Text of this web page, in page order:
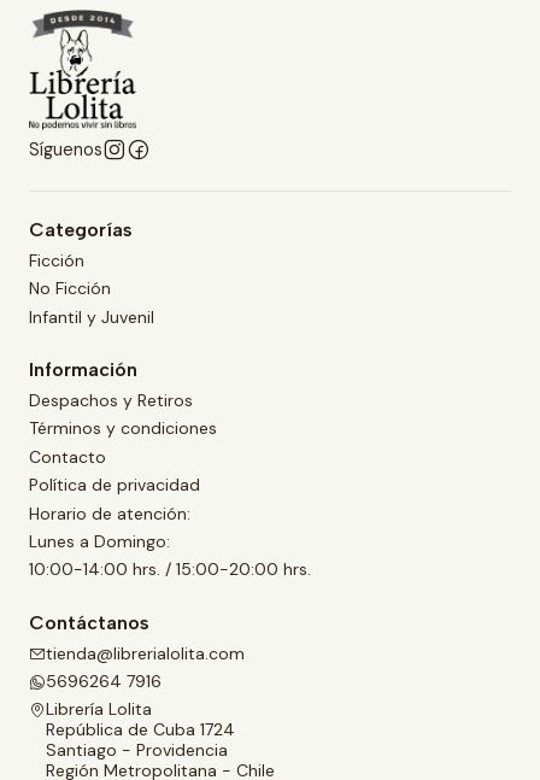
Síguenos
Categorías
Ficción
No Ficción
Infantil y Juvenil
Información
Despachos y Retiros
Términos y condiciones
Contacto
Política de privacidad
Horario de atención:
Lunes a Domingo:
10:00-14:00 hrs. / 15:00-20:00 hrs.
Contáctanos
tienda@librerialolita.com
5696264 7916
Librería Lolita
República de Cuba 1724
Santiago - Providencia
Región Metropolitana - Chile